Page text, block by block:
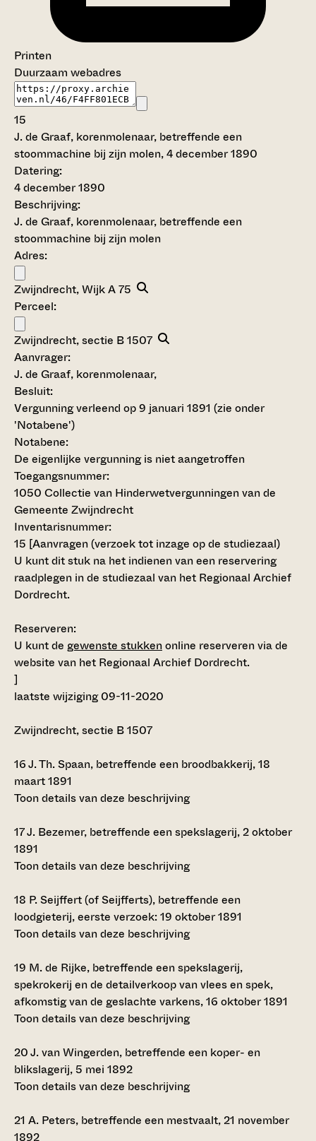
Printen
Duurzaam webadres
15
J. de Graaf, korenmolenaar, betreffende een
stoommachine bij zijn molen, 4 december 1890
Datering:
4 december 1890
Beschrijving:
J. de Graaf, korenmolenaar, betreffende een
stoommachine bij zijn molen
Adres:
Zwijndrecht, Wijk A 75
Perceel:
Zwijndrecht, sectie B 1507
Aanvrager:
J. de Graaf, korenmolenaar,
Besluit:
Vergunning verleend op 9 januari 1891 (zie onder
'Notabene')
Notabene:
De eigenlijke vergunning is niet aangetroffen
Toegangsnummer:
1050 Collectie van Hinderwetvergunningen van de
Gemeente Zwijndrecht
Inventarisnummer:
15 [Aanvragen (verzoek tot inzage op de studiezaal)
U kunt dit stuk na het indienen van een reservering
raadplegen in de studiezaal van het Regionaal Archief
Dordrecht.
Reserveren:
U kunt de gewenste stukkenonline reserveren via de
website van het Regionaal Archief Dordrecht.
]
laatste wijziging 09-11-2020
Zwijndrecht, sectie B 1507
16J. Th. Spaan, betreffende een broodbakkerij, 18
maart 1891
Toon details van deze beschrijving
17J. Bezemer, betreffende een spekslagerij, 2 oktober
1891
Toon details van deze beschrijving
18 P. Seijffert (of Seijfferts), betreffende een
loodgieterij, eerste verzoek: 19 oktober 1891
Toon details van deze beschrijving
19 M. de Rijke, betreffende een spekslagerij,
spekrokerij en de detailverkoop van vlees en spek,
afkomstig van de geslachte varkens, 16 oktober 1891
Toon details van deze beschrijving
20J. van Wingerden, betreffende een koper- en
blikslagerij, 5 mei 1892
Toon details van deze beschrijving
21 A. Peters, betreffende een mestvaalt, 21 november
1892